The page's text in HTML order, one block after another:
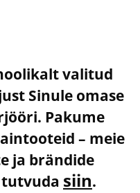
valitud
Sinule omase
Pakume
– meie
ja brändide
siin.